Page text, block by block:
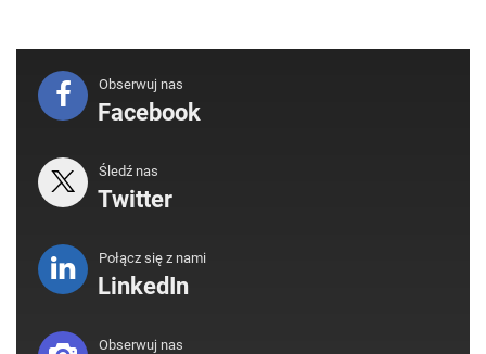
Obserwuj nas
Facebook
Śledź nas
Twitter
Połącz się z nami
LinkedIn
Obserwuj nas